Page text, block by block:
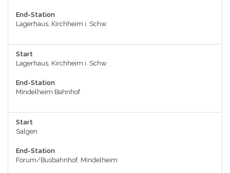
End-Station
Lagerhaus, Kirchheim i. Schw.
Start
Lagerhaus, Kirchheim i. Schw.
End-Station
Mindelheim Bahnhof
Start
Salgen
End-Station
Forum/Busbahnhof, Mindelheim